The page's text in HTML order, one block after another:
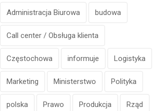
Administracja Biurowa budowa
Call center / Obsługa klienta
Częstochowa informuje Logistyka
Marketing Ministerstwo Polityka
polska Prawo Produkcja Rząd